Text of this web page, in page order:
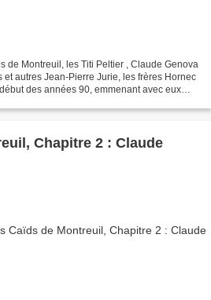
de Montreuil, les Titi Peltier , Claude Genova
et autres Jean-Pierre Jurie, les frères Hornec
des années 90, emmenant avec eux
Chapitre 2 : Claude